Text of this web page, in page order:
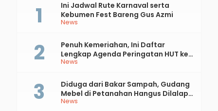
News
Ini Jadwal Rute Karnaval serta
Kebumen Fest Bareng Gus Azmi
News
Penuh Kemeriahan, Ini Daftar
Lengkap Agenda Peringatan HUT ke-
81 RI dan Hari Jadi ke-397 Kabupaten
News
Diduga dari Bakar Sampah, Gudang
Mebel di Petanahan Hangus Dilalap
Api